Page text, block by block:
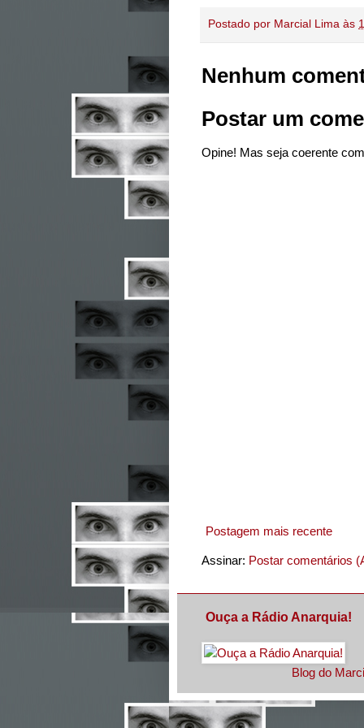
Postado por Marcial Lima às
Nenhum
Postar um
Opine! Mas seja coerente
Postagem mais recente
Assinar: Postar comentários
Ouça a Rádio Anarquia!
Blog do